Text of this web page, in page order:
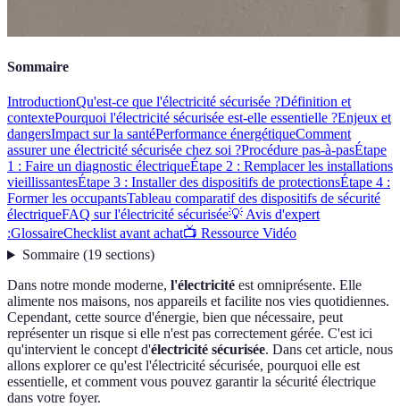
Sommaire
IntroductionQu'est-ce que l'électricité sécurisée ?Définition et
contextePourquoi l'électricité sécurisée est-elle essentielle ?Enjeux et
dangersImpact sur la santéPerformance énergétiqueComment
assurer une électricité sécurisée chez soi ?Procédure pas-à-pasÉtape
1 : Faire un diagnostic électriqueÉtape 2 : Remplacer les installations
vieillissantesÉtape 3 : Installer des dispositifs de protectionsÉtape 4 :
Former les occupantsTableau comparatif des dispositifs de sécurité
électriqueFAQ sur l'électricité sécurisée💡 Avis d'expert
:GlossaireChecklist avant achat📺 Ressource Vidéo
Sommaire(19 sections)
Dans notre monde moderne, l'électricité est omniprésente. Elle
alimente nos maisons, nos appareils et facilite nos vies quotidiennes.
Cependant, cette source d'énergie, bien que nécessaire, peut
représenter un risque si elle n'est pas correctement gérée. C'est ici
qu'intervient le concept d'électricité sécurisée. Dans cet article, nous
allons explorer ce qu'est l'électricité sécurisée, pourquoi elle est
essentielle, et comment vous pouvez garantir la sécurité électrique
dans votre foyer.